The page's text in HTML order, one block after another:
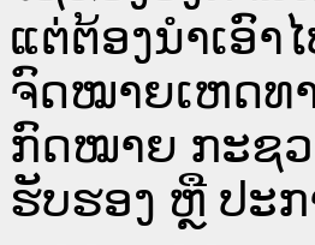
ແຕ່ຕ້ອງນໍາເອົ
ຈົດ​ໝາຍ​ເຫດ​ທ
ກົດໝາຍ ກະຊວ
ຮັບຮອງ ຫຼື ປະກ